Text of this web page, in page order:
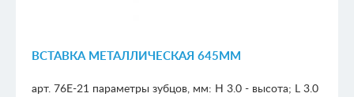
ВСТАВКА МЕТАЛЛИЧЕСКАЯ 645ММ
арт. 76E-21 параметры зубцов, мм: H 3.0 - высота; L 3.0